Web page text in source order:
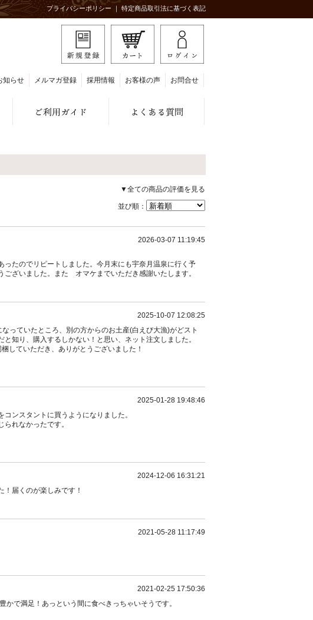
プライバシーポリシー ｜ 特定商品取引法に基づく表記
知らせ メルマガ登録 採用情報 お客様の声 お問合せ
▼全ての商品の評価を見る
並び順：
2026-03-07 11:19:45
たのでリピートしました。今月末にも宇奈月温泉に行く予
ざいました。また オマケまでいただき感謝いたします。
2025-10-07 12:08:25
っていたところ、別の方からのお土産(白えび大漁)がどスト
知り、購入するしかない！と思い、ネット注文しました。
していただき、ありがとうございました！
2025-01-28 19:48:46
ンスタントに買うようになりました。
れなかったです。
2024-12-06 16:31:21
届くのが楽しみです！
2021-05-28 11:17:49
2021-02-25 17:50:36
で満足！あっという間に食べきっちゃいそうです。